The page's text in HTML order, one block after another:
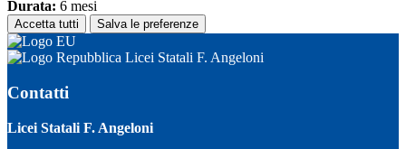
Durata: 6 mesi
Accetta tutti Salva le preferenze
Licei Statali F. Angeloni
Contatti
Licei Statali F. Angeloni